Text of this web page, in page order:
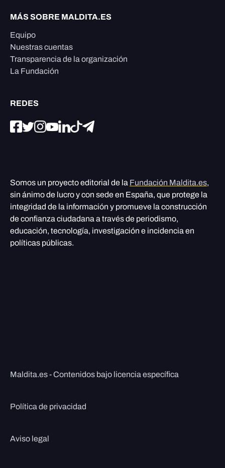
MÁS SOBRE MALDITA.ES
Equipo
Nuestras cuentas
Transparencia de la organización
La Fundación
REDES
Somos un proyecto editorial de la Fundación Maldita.es,
sin ánimo de lucro y con sede en España, que protege la
integridad de la información y promueve la construcción
de confianza ciudadana a través de periodismo,
educación, tecnología, investigación e incidencia en
políticas públicas.
Maldita.es - Contenidos bajo licencia específica
Política de privacidad
Aviso legal